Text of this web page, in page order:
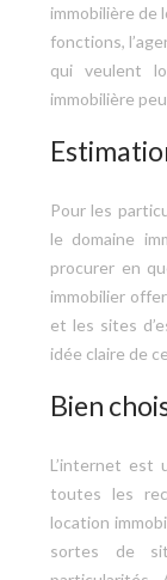
immobilière de
fonctions,
qui veulent
immobilière
Pour les
le domaine
procurer en
immobilier
et les sites
idée claire de
Bien
L’internet est
toutes les
location
sortes de